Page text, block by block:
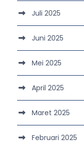
Juli 2025
Juni 2025
Mei 2025
April 2025
Maret 2025
Februari 2025